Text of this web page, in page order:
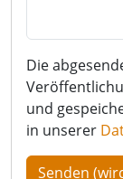
Die
und
in unserer